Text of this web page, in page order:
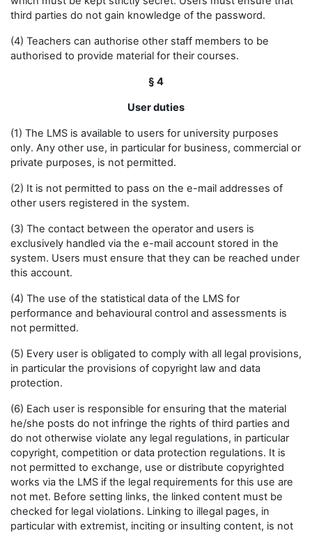
third parties do not gain knowledge of the password.
(4) Teachers can authorise other staff members to be
authorised to provide material for their courses.
§ 4
User duties
(1) The LMS is available to users for university purposes
only. Any other use, in particular for business, commercial or
private purposes, is not permitted.
(2) It is not permitted to pass on the e-mail addresses of
other users registered in the system.
(3) The contact between the operator and users is
exclusively handled via the e-mail account stored in the
system. Users must ensure that they can be reached under
this account.
(4) The use of the statistical data of the LMS for
performance and behavioural control and assessments is
not permitted.
(5) Every user is obligated to comply with all legal provisions,
in particular the provisions of copyright law and data
protection.
(6) Each user is responsible for ensuring that the material
he/she posts do not infringe the rights of third parties and
do not otherwise violate any legal regulations, in particular
copyright, competition or data protection regulations. It is
not permitted to exchange, use or distribute copyrighted
works via the LMS if the legal requirements for this use are
not met. Before setting links, the linked content must be
checked for legal violations. Linking to illegal pages, in
particular with extremist, inciting or insulting content, is not